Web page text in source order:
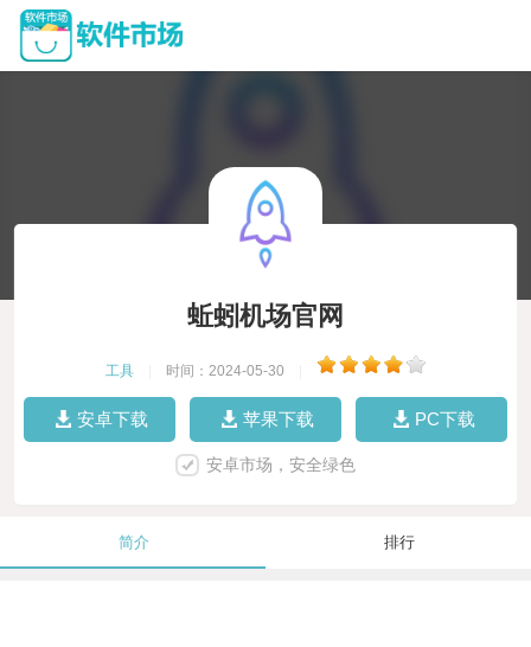
蚯蚓机场官网
工具 时间：2024-05-30
安卓下载 苹果下载 PC下载
安卓市场，安全绿色
简介 排行